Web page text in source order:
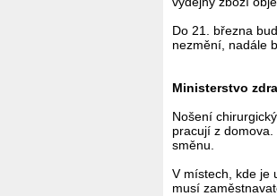
Do 21. března
nezmění, nadále
Ministerstvo
Nošení
pracují z
směnu.
V místech, kde je
musí